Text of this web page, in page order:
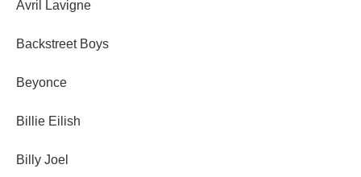
Avril Lavigne
Backstreet Boys
Beyonce
Billie Eilish
Billy Joel